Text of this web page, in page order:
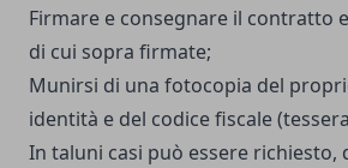
Firmare e consegnare il contratto
di cui sopra firmate;
Munirsi di una fotocopia del
identità e del codice fiscale
In taluni casi può essere richiesto,